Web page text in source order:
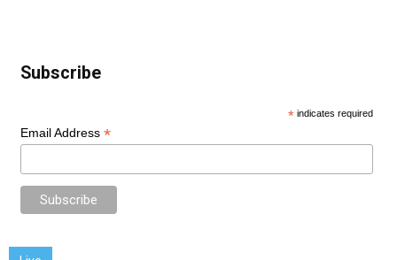
Subscribe
* indicates required
Email Address *